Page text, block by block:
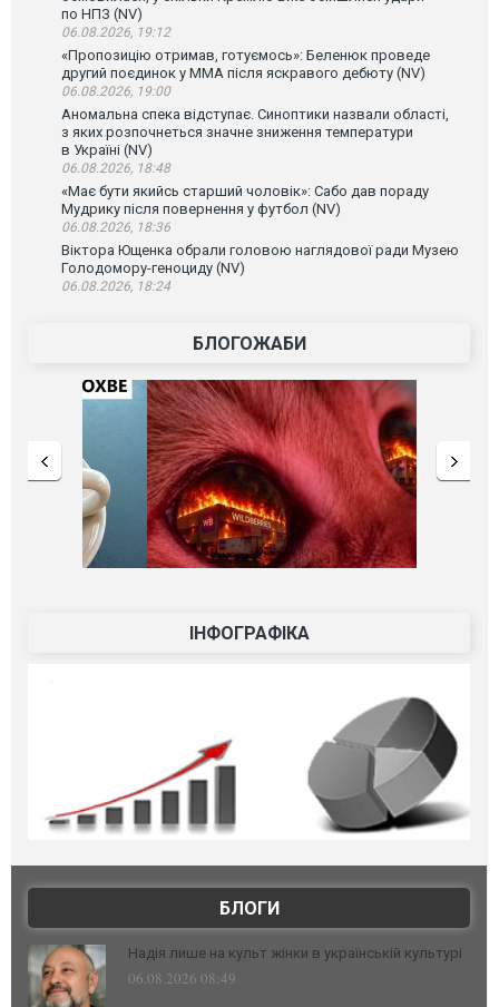
по НПЗ (NV)
06.08.2026, 19:12
«Пропозицію отримав, готуємось»: Беленюк проведе
другий поєдинок у ММА після яскравого дебюту (NV)
06.08.2026, 19:00
Аномальна спека відступає. Синоптики назвали області,
з яких розпочнеться значне зниження температури
в Україні (NV)
06.08.2026, 18:48
«Має бути якийсь старший чоловік»: Сабо дав пораду
Мудрику після повернення у футбол (NV)
06.08.2026, 18:36
Віктора Ющенка обрали головою наглядової ради Музею
Голодомору-геноциду (NV)
06.08.2026, 18:24
БЛОГОЖАБИ
ІНФОГРАФІКА
БЛОГИ
Надія лише на культ жінки в українській культурі
06.08.2026 08:49